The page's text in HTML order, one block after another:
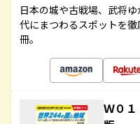
日本の城や古戦場、武将
代にまつわるスポットを
冊。
Ｗ０